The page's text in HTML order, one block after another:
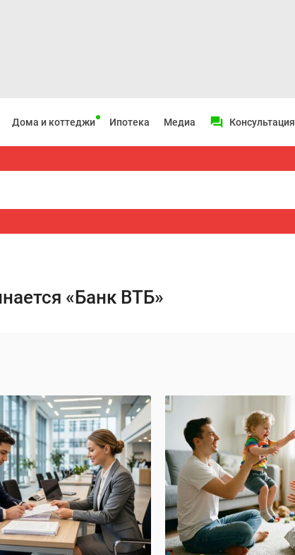
Дома и коттеджи Ипотека Медиа Консультация
«Банк ВТБ»